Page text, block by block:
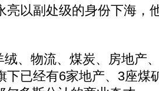
以副处级的身份下海，
物流、煤炭、房地产
下已经有6家地产、3座煤